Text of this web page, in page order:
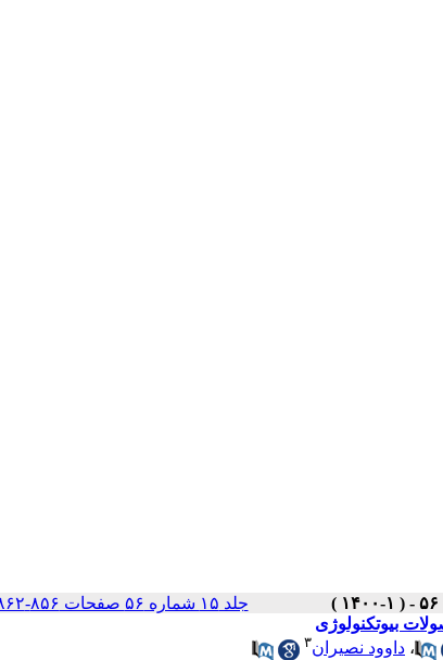
جلد ۱۵ شماره ۵۶ صفحات ۸۵۶-۸۶۲
بیوتکنولوژی
، داوود نصیران۳